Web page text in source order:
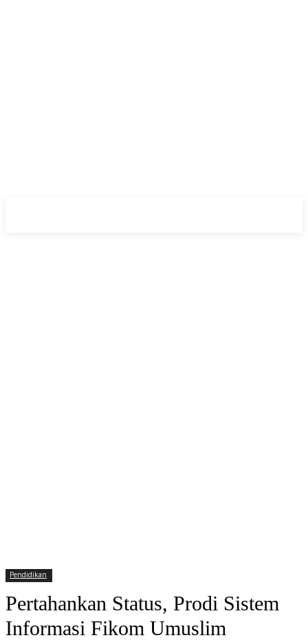
Pendidikan
Pertahankan Status, Prodi Sistem
Informasi Fikom Umuslim